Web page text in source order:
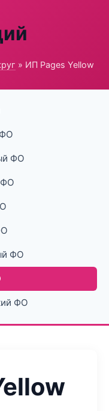
» ИП Pages Yellow
ФО
ФО
ФО
ФО